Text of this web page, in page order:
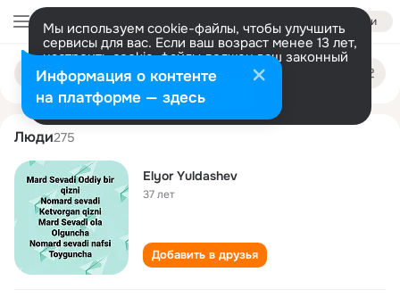
Войти
Мы используем cookie-файлы, чтобы улучшить
сервисы для вас. Если ваш возраст менее 13 лет,
настроить cookie-файлы должен ваш законный
представитель. Больше информации
Разрешить все Настроить
Поиск
людям
elyor yuldashev
Люди275
Elyor Yuldashev
37 лет
Добавить в друзья
Информация о контенте
на платформе — здесь